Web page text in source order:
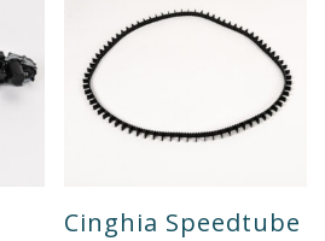
Cinghia Speedtube